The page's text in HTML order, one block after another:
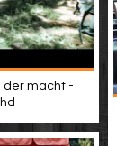
der macht -